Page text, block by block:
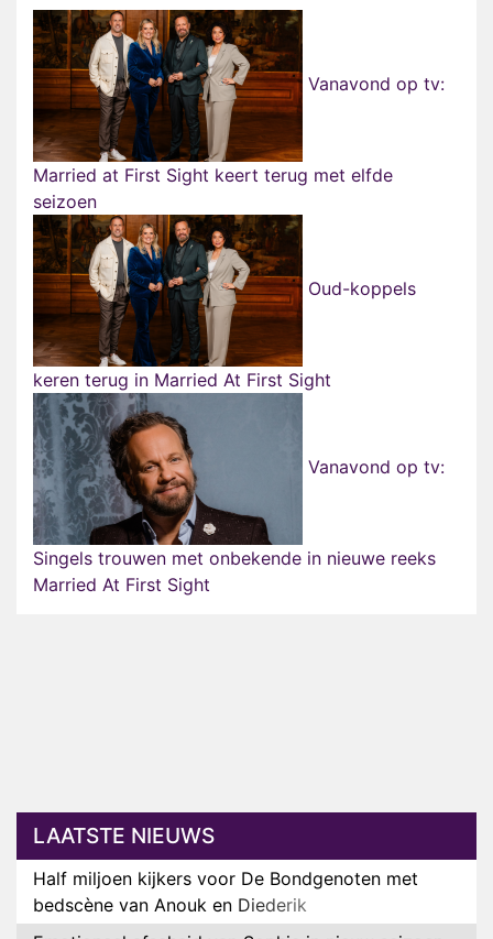
Vanavond op tv:
Married at First Sight keert terug met elfde
seizoen
Oud-koppels
keren terug in Married At First Sight
Vanavond op tv:
Singels trouwen met onbekende in nieuwe reeks
Married At First Sight
LAATSTE NIEUWS
Half miljoen kijkers voor De Bondgenoten met
bedscène van Anouk en Diederik